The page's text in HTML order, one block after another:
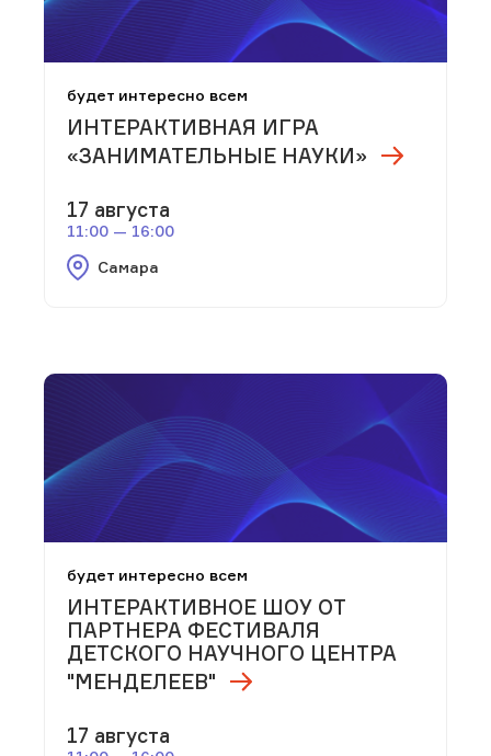
будет интересно всем
ИНТЕРАКТИВНАЯ ИГРА
«ЗАНИМАТЕЛЬНЫЕ НАУКИ»
17 августа
11:00 — 16:00
Самара
будет интересно всем
ИНТЕРАКТИВНОЕ ШОУ ОТ
ПАРТНЕРА ФЕСТИВАЛЯ
ДЕТСКОГО НАУЧНОГО ЦЕНТРА
"МЕНДЕЛЕЕВ"
17 августа